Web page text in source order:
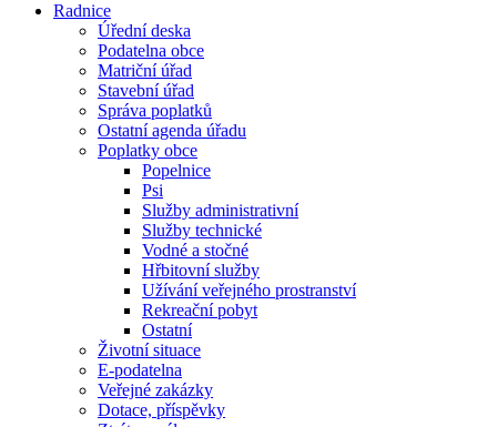
Radnice
Úřední deska
Podatelna obce
Matriční úřad
Stavební úřad
Správa poplatků
Ostatní agenda úřadu
Poplatky obce
Popelnice
Psi
Služby administrativní
Služby technické
Vodné a stočné
Hřbitovní služby
Užívání veřejného prostranství
Rekreační pobyt
Ostatní
Životní situace
E-podatelna
Veřejné zakázky
Dotace, příspěvky